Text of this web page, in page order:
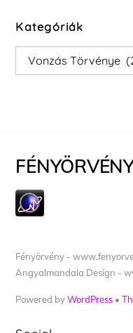
Kategóriák
Kategóriák
Fényörvény -
Angyalmandala Design -
Powered byWordPress •